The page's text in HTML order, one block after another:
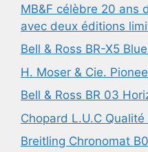
MB&F célèbre 20 ans
avec deux éditions
Bell & Ross BR-X5
H. Moser & Cie.
Bell & Ross BR 03
Chopard L.U.C
Breitling Chronomat